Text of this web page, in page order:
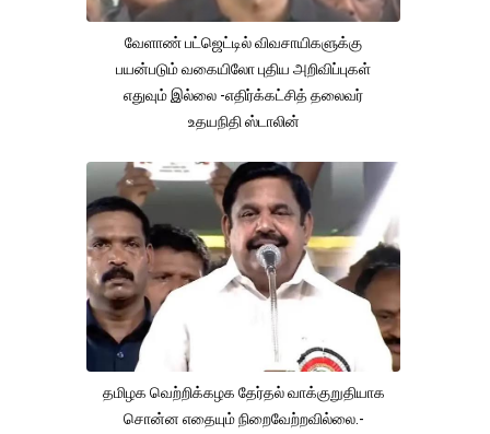
வேளாண் பட்ஜெட்டில் விவசாயிகளுக்கு
பயன்படும் வகையிலோ புதிய அறிவிப்புகள்
எதுவும் இல்லை -எதிர்க்கட்சித் தலைவர்
உதயநிதி ஸ்டாலின்
தமிழக வெற்றிக்கழக தேர்தல் வாக்குறுதியாக
சொன்ன எதையும் நிறைவேற்றவில்லை.-